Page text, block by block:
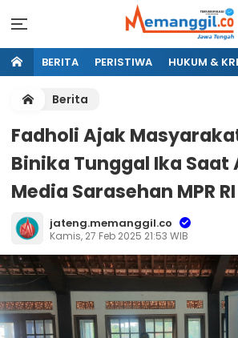
BERITA PERISTIWA HUKUM &
Berita
Fadholi Ajak
Binika Tunggal Ika Saat
Media Sarasehan MPR
jateng.memanggil.co
Kamis, 27 Feb 2025 21:53 WIB